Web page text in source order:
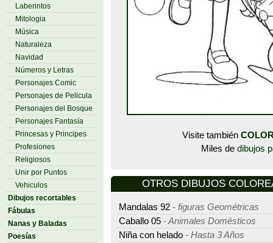
Laberintos
Mitologia
Música
Naturaleza
Navidad
Números y Letras
Personajes Comic
Personajes de Pelicula
Personajes del Bosque
Personajes Fantasía
Princesas y Principes
Profesiones
Religiosos
Unir por Puntos
Vehiculos
Dibujos recortables
Fábulas
Nanas y Baladas
Poesías
Visite también
Miles de dibujos
OTROS DIBUJOS
Mandalas 92 - figuras Geométricas
Caballo 05 - Animales Domésticos
Niña con helado - Hasta 3 Años